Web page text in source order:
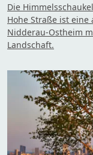
Die
Hohe Straße ist
Nidderau-Ostheim
Landschaft.